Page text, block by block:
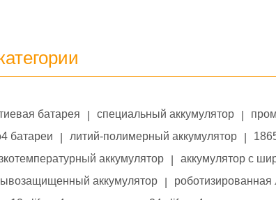
батарея специальный аккумулятор
батареи литий-полимерный аккумулятор
аккумулятор аккумулятор с
аккумулятор роботизированная